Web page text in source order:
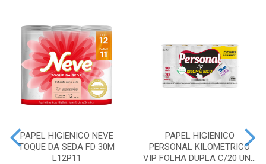
PAPEL HIGIENICO NEVE
TOQUE DA SEDA FD 30M
L12P11
PAPEL HIGIENICO
PERSONAL KILOMETRICO
VIP FOLHA DUPLA C/20 UN...